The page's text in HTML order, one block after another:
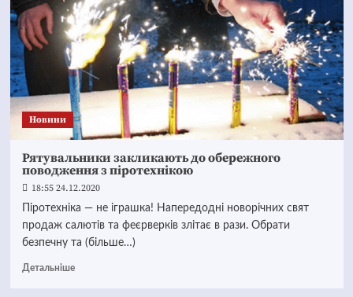
Новини
Рятувальники закликають до обережного
поводження з піротехнікою
18:55 24.12.2020
Піротехніка — не іграшка! Напередодні новорічних свят
продаж салютів та феєрверків злітає в рази. Обрати
безпечну та (більше…)
Детальніше